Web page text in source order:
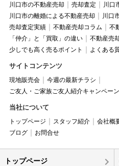
川口市の不動産売却 売却査定
川口
川口市の離婚による不動産売却
川口
売却査定実績
不動産売却コラム
不
「仲介」と「買取」の違い
不動産売
少しでも高く売るポイント
よくある
サイトコンテンツ
現地販売会
今週の最新チラシ
ご友人・ご家族ご友人紹介キャンペーン
当社について
トップページ スタッフ紹介 会社概
ブログ
お問合せ
トップページ